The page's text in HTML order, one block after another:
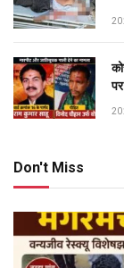
Don't Miss